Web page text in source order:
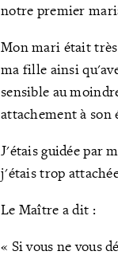
notre premier
Mon mari était
ma fille ainsi
sensible au
attachement à son
J'étais guidée par
j'étais trop
Le Maître a dit :
« Si vous ne vous